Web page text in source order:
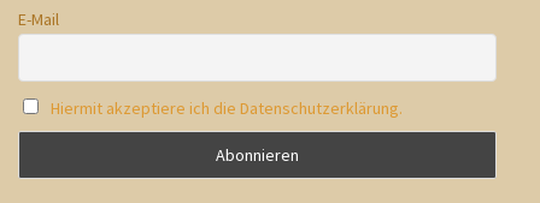
E-Mail
Hiermit akzeptiere ich die Datenschutzerklärung.